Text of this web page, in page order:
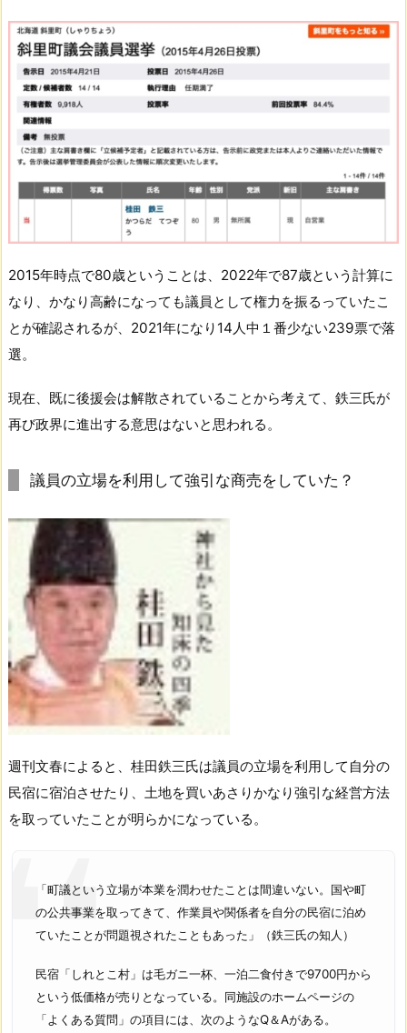
2015年時点で80歳ということは、2022年で87歳という計算に
なり、かなり高齢になっても議員として権力を振るっていたこ
とが確認されるが、2021年になり14人中１番少ない239票で落
選。
現在、既に後援会は解散されていることから考えて、鉄三氏が
再び政界に進出する意思はないと思われる。
議員の立場を利用して強引な商売をしていた？
週刊文春によると、桂田鉄三氏は議員の立場を利用して自分の
民宿に宿泊させたり、土地を買いあさりかなり強引な経営方法
を取っていたことが明らかになっている。
「町議という立場が本業を潤わせたことは間違いない。国や町
の公共事業を取ってきて、作業員や関係者を自分の民宿に泊め
ていたことが問題視されたこともあった」（鉄三氏の知人）
民宿「しれとこ村」は毛ガニ一杯、一泊二食付きで9700円から
という低価格が売りとなっている。同施設のホームページの
「よくある質問」の項目には、次のようなQ＆Aがある。